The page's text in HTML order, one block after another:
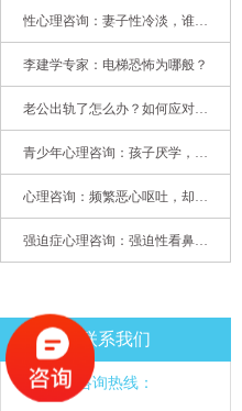
性心理咨询：妻子性冷淡，谁之过
李建学专家：电梯恐怖为哪般？
老公出轨了怎么办？如何应对老公出轨？——婚姻心理专家为您支招
青少年心理咨询：孩子厌学，整天沉迷手机，网络成瘾，怎么办?
心理咨询：频繁恶心呕吐，却无身体异常
强迫症心理咨询：强迫性看鼻尖，害我无法学习
联系我们
咨询热线：